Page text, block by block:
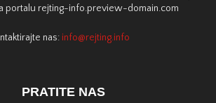
portalu rejting-info.preview-domain.com
nas: info@rejting.info
PRATITE NAS